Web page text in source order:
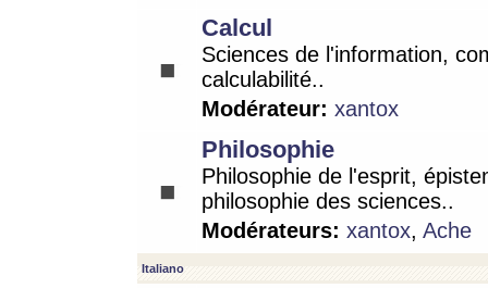
Calcul
Sciences de l'information,
calculabilité..
Modérateur: xantox
Philosophie
Philosophie de l'esprit,
philosophie des sciences..
Modérateurs: xantox, Ache
Italiano